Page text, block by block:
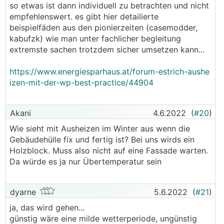
──────
ds50 schrieb: So schnell kannst garnicht
schauen, würde ich schon mit "Wer zahlt schafft
an" kontern.
───────────────
Da gehts dann schnell in Richtung
Gewährleistung und so weiter, wenn was
"zaghaft" sind. Aber wenns System (Kombination
S1155 undRGK) ja eh explizit fürs
Estrichausheizen freigegeben ist, dann kommt
wieder der vorige Punkt ins Spiel!
Alte Insti-Weisheit: Lieber nix sagen, weil haben
so etwas ist dann individuell zu betrachten und nicht
empfehlenswert. es gibt hier detailierte
beispielfäden aus den pionierzeiten (casemodder,
kabufzk) wie man unter fachlicher begleitung
extremste sachen trotzdem sicher umsetzen kann...
https://www.energiesparhaus.at/forum-estrich-aushe
izen-mit-der-wp-best-practice/44904
Akani 4.6.2022 (#20)
Wie sieht mit Ausheizen im Winter aus wenn die
Gebäudehülle fix und fertig ist? Bei uns wirds ein
Holzblock. Muss also nicht auf eine Fassade warten.
Da würde es ja nur Übertemperatur sein
dyarne 5.6.2022 (#21)
ja, das wird gehen...
günstig wäre eine milde wetterperiode, ungünstig